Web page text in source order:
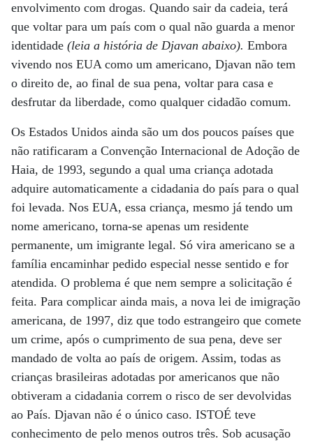
envolvimento com drogas. Quando sair da cadeia, terá
que voltar para um país com o qual não guarda a menor
identidade (leia a história de Djavan abaixo). Embora
vivendo nos EUA como um americano, Djavan não tem
o direito de, ao final de sua pena, voltar para casa e
desfrutar da liberdade, como qualquer cidadão comum.
Os Estados Unidos ainda são um dos poucos países que
não ratificaram a Convenção Internacional de Adoção de
Haia, de 1993, segundo a qual uma criança adotada
adquire automaticamente a cidadania do país para o qual
foi levada. Nos EUA, essa criança, mesmo já tendo um
nome americano, torna-se apenas um residente
permanente, um imigrante legal. Só vira americano se a
família encaminhar pedido especial nesse sentido e for
atendida. O problema é que nem sempre a solicitação é
feita. Para complicar ainda mais, a nova lei de imigração
americana, de 1997, diz que todo estrangeiro que comete
um crime, após o cumprimento de sua pena, deve ser
mandado de volta ao país de origem. Assim, todas as
crianças brasileiras adotadas por americanos que não
obtiveram a cidadania correm o risco de ser devolvidas
ao País. Djavan não é o único caso. ISTOÉ teve
conhecimento de pelo menos outros três. Sob acusação